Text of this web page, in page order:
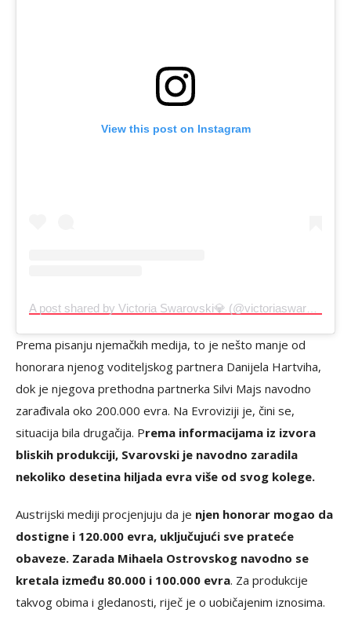
View this post on Instagram
Prema pisanju njemačkih medija, to je nešto manje od
honorara njenog voditeljskog partnera Danijela Hartviha,
dok je njegova prethodna partnerka Silvi Majs navodno
zarađivala oko 200.000 evra. Na Evroviziji je, čini se,
situacija bila drugačija. Prema informacijama iz izvora
bliskih produkciji, Svarovski je navodno zaradila
nekoliko desetina hiljada evra više od svog kolege.
Austrijski mediji procjenjuju da je njen honorar mogao da
dostigne i 120.000 evra, uključujući sve prateće
obaveze. Zarada Mihaela Ostrovskog navodno se
kretala između 80.000 i 100.000 evra. Za produkcije
takvog obima i gledanosti, riječ je o uobičajenim iznosima.